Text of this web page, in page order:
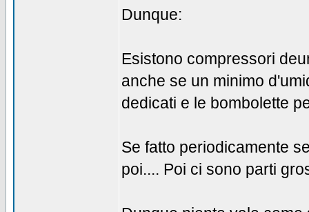
Dunque:
Esistono compressori
anche se un minimo
dedicati e le bombolette
Se fatto periodicamente
poi.... Poi ci sono parti